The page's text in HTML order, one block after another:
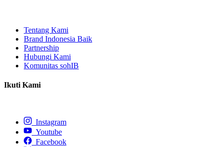
Tentang Kami
Brand Indonesia Baik
Partnership
Hubungi Kami
Komunitas sohIB
Ikuti Kami
Instagram
Youtube
Facebook